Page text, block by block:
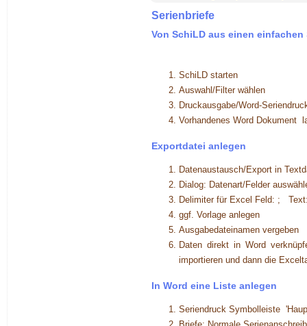
Serienbriefe
Von SchiLD aus einen
SchiLD starten
Auswahl/Filter wählen
Druckausgabe/Word-
Vorhandenes Word Dokument
Exportdatei anlegen
Datenaustausch/Export in
Dialog: Datenart/Felder
Delimiter für Excel Feld: ;
ggf. Vorlage anlegen
Ausgabedateinamen vergeben
Daten direkt in Word
importieren und dann die
In Word eine Liste anlegen
Seriendruck Symbolleiste